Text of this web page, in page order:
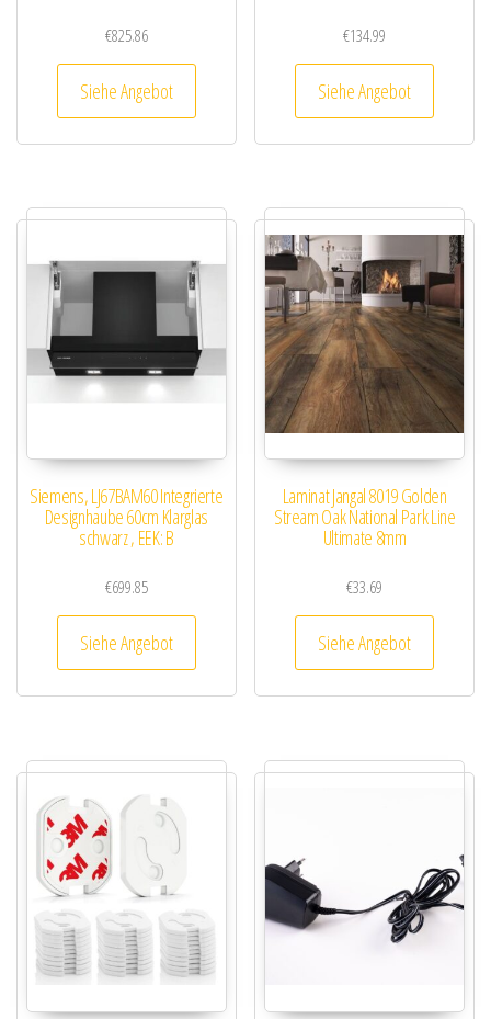
€825.86
Siehe Angebot
€134.99
Siehe Angebot
Siemens, LJ67BAM60 Integrierte
Designhaube 60cm Klarglas
schwarz , EEK: B
€699.85
Siehe Angebot
Laminat Jangal 8019 Golden
Stream Oak National Park Line
Ultimate 8mm
€33.69
Siehe Angebot